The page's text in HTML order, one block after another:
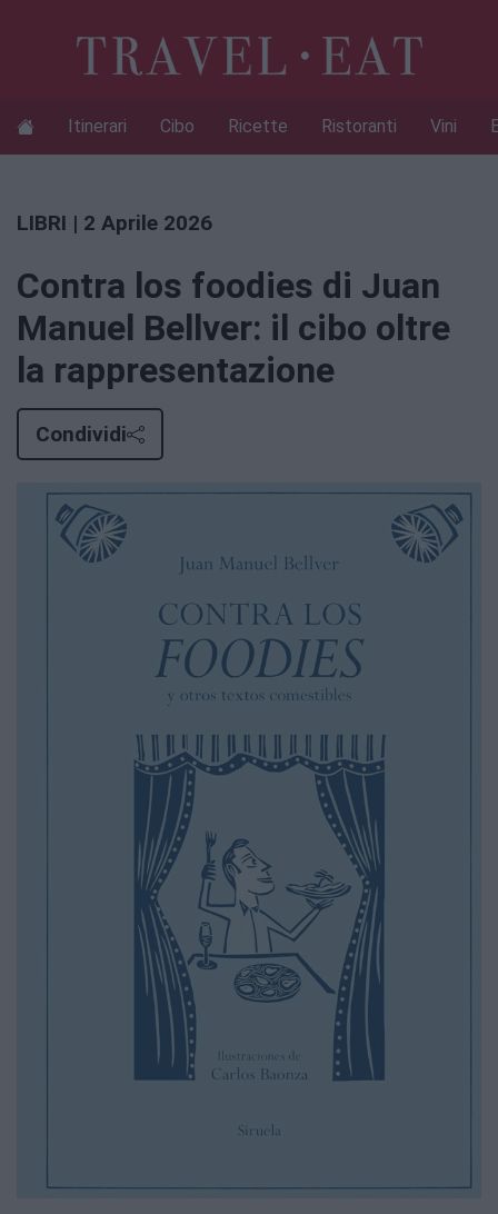
Itinerari Cibo Ricette Ristoranti Vini
LIBRI | 2 Aprile 2026
Contra los foodies di Juan
Manuel Bellver: il cibo oltre
la rappresentazione
Condividi